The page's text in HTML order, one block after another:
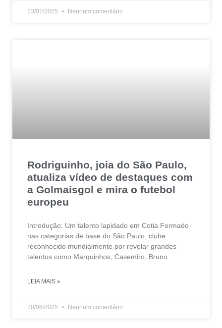
23/07/2025 Nenhum comentário
Rodriguinho, joia do São Paulo,
atualiza vídeo de destaques com
a Golmaisgol e mira o futebol
europeu
Introdução: Um talento lapidado em Cotia Formado
nas categorias de base do São Paulo, clube
reconhecido mundialmente por revelar grandes
talentos como Marquinhos, Casemiro, Bruno
LEIA MAIS »
20/06/2025 Nenhum comentário